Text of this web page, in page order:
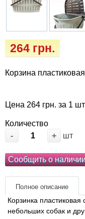
264 грн.
Корзина
Цена 264 грн. за 1 шт
Количество
-
+ шт
Сообщить о
Полное описание
Корзинка пластиковая
небольших собак и
Ласощі та корма
Vet Diet Canine Wet
Лежаки, будиночки,
Переноски, сумки,
Післяопераційні
матеріали
Подарочные